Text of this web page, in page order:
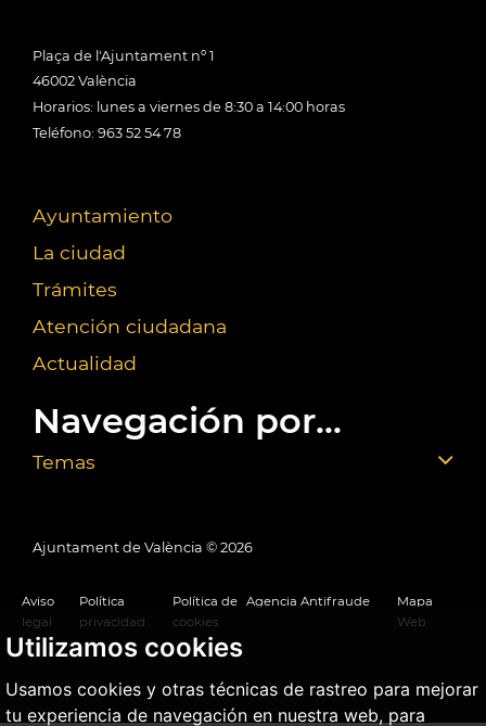
Utilizamos cookies
Usamos cookies y otras técnicas de rastreo para mejorar
tu experiencia de navegación en nuestra web, para
Plaça de l'Ajuntament nº 1
46002 València
Horarios: lunes a viernes de 8:30 a 14:00 horas
Teléfono: 963 52 54 78
Ayuntamiento
La ciudad
Trámites
Atención ciudadana
Actualidad
Navegación por...
Temas
Ajuntament de València © 2026
Aviso
legal
Política
privacidad
Política de
cookies
Agencia Antifraude
Mapa
Web